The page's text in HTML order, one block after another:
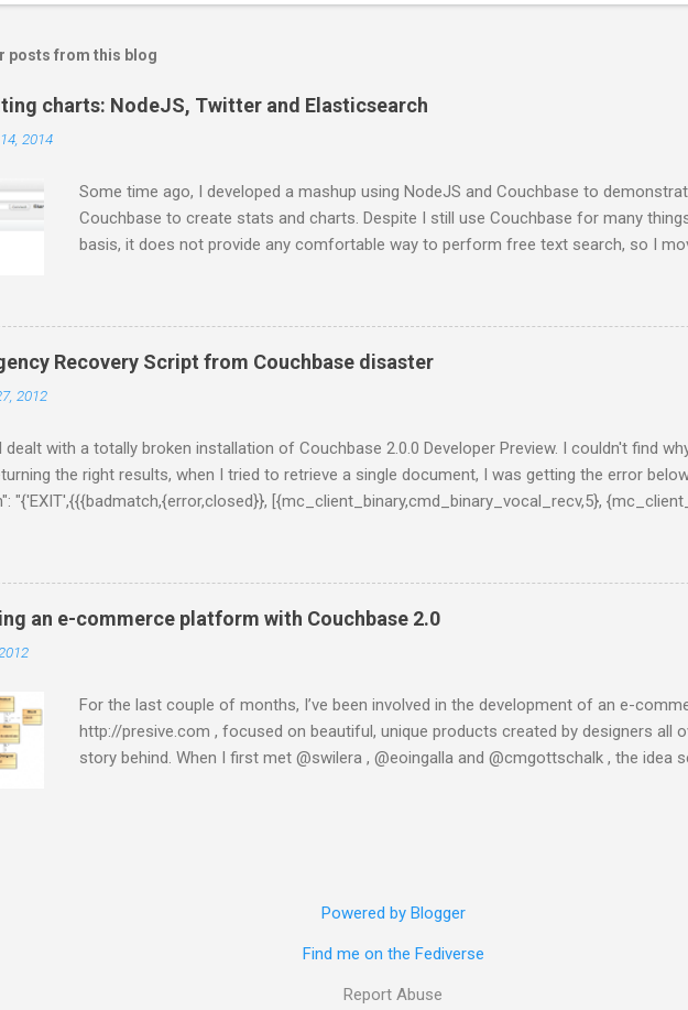
posts from this blog
charts: NodeJS, Twitter and Elasticsearch
2014
Some time ago, I developed a mashup using NodeJS and Couchbase to
Couchbase to create stats and charts. Despite I still use Couchbase for many
basis, it does not provide any comfortable way to perform free text search, so I
gets tweets from Twitter stream, stores them into ElasticSearch and get some
thing first, you have to install ElasticSearch. If you are using a Mac and Homebrew,
following formula: $ brew install elasticsearch And then, run ElasticSearch as you
$/usr/local/bin/elasticsearch -f -D es.config=/usr/local/opt/elasticsearch/config/
Recovery Script from Couchbase disaster
2012
dealt with a totally broken installation of Couchbase 2.0.0 Developer Preview. I couldn't find
the right results, when I tried to retrieve a single document, I was getting the error
"{'EXIT',{{{badmatch,{error,closed}}, [{mc_client_binary,cmd_binary_vocal_recv,5},
$data-default','ns...@127.0.0.1'}, {get_meta,<>,37}, 30000]}}}" } This is taken from
On Coucbase admin console (:8091) the only message I got was "Unknown error". I tried
version by downloading one of the latests builds, which is said to be more stable and have
Preview. But, this is what happened when I tried to instal...
an e-commerce platform with Couchbase 2.0
For the last couple of months, I’ve been involved in the development of an e-
http://presive.com , focused on beautiful, unique products created by designers all
story behind. When I first met @swilera , @eoingalla and @cmgottschalk , the idea
presive.com. We created it using Python, Django, Satchmo and running on the top of
quite skeptical on the power of NoSQL databases, but I soon changed my mind
and read everything about it . So let’s start on the conceptual model (yes, I am...
Powered by Blogger
Find me on the Fediverse
Report Abuse